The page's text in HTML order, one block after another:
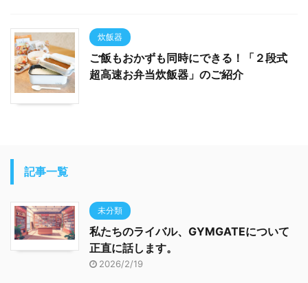
炊飯器
ご飯もおかずも同時にできる！「２段式
超高速お弁当炊飯器」のご紹介
記事一覧
未分類
私たちのライバル、GYMGATEについて
正直に話します。
2026/2/19